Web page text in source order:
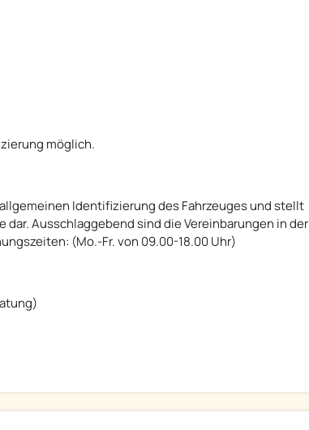
möglich.
Identifizierung des Fahrzeuges und stellt
Ausschlaggebend sind die Vereinbarungen in der
(Mo.-Fr. von 09.00-18.00 Uhr)